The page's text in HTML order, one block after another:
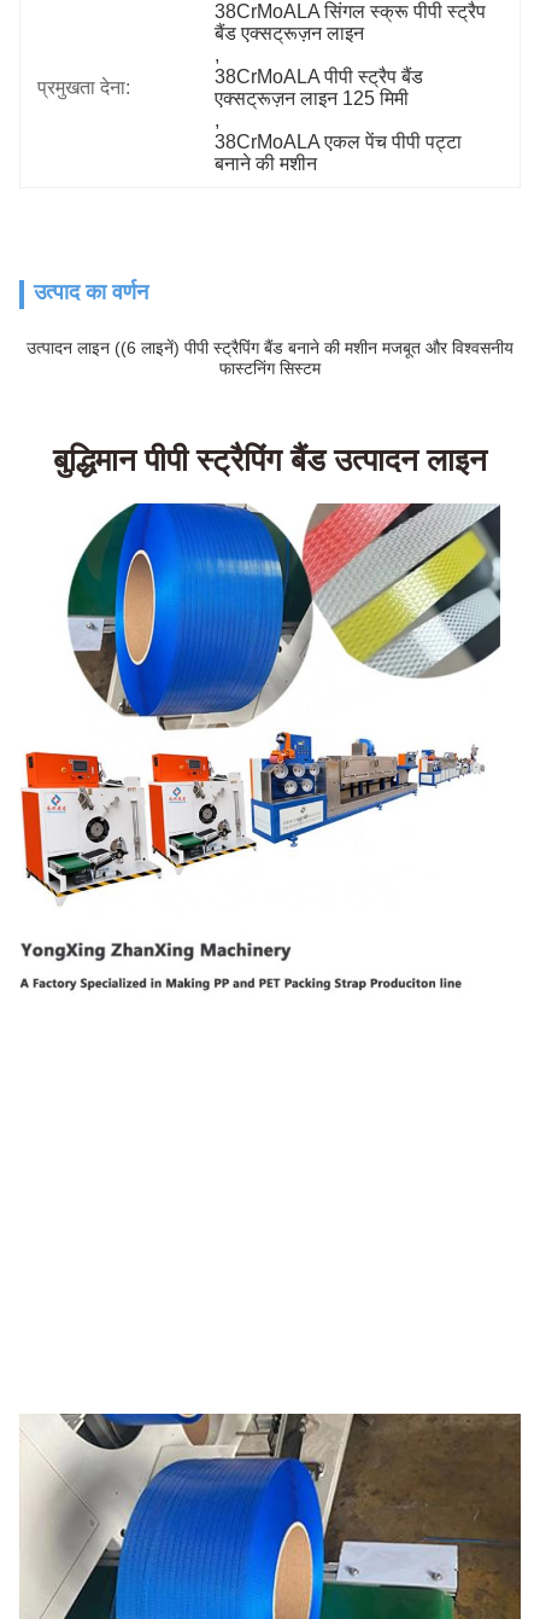
प्रमुखता देना:
38CrMoALA सिंगल स्क्रू पीपी स्ट्रैप
बैंड एक्सट्रूज़न लाइन
,
38CrMoALA पीपी स्ट्रैप बैंड
एक्सट्रूज़न लाइन 125 मिमी
,
38CrMoALA एकल पेंच पीपी पट्टा
बनाने की मशीन
उत्पाद का वर्णन
उत्पादन लाइन ((6 लाइनें) पीपी स्ट्रैपिंग बैंड बनाने की मशीन मजबूत और विश्वसनीय
फास्टनिंग सिस्टम
बुद्धिमान पीपी स्ट्रैपिंग बैंड उत्पादन लाइन